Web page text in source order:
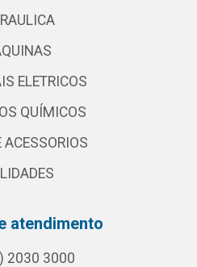
ELETRICOS
QUÍMICOS
ACESSORIOS
atendimento
2030 3000